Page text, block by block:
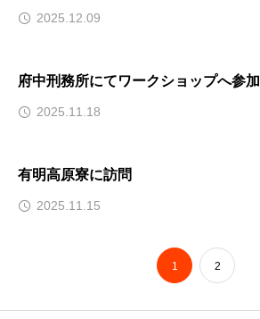
2025.12.09
府中刑務所にてワークショップへ参加
2025.11.18
有明高原寮に訪問
2025.11.15
1 2